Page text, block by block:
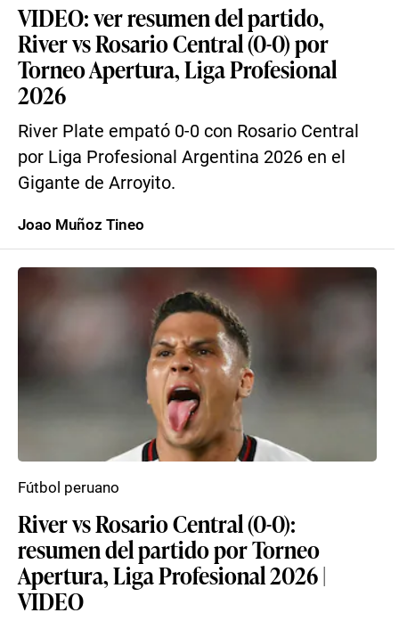
VIDEO: ver resumen del partido,
River vs Rosario Central (0-0) por
Torneo Apertura, Liga Profesional
2026
River Plate empató 0-0 con Rosario Central
por Liga Profesional Argentina 2026 en el
Gigante de Arroyito.
Joao Muñoz Tineo
River vs Rosario Central (0-0):
resumen del partido por Torneo
Apertura, Liga Profesional 2026 |
VIDEO
Fútbol peruano